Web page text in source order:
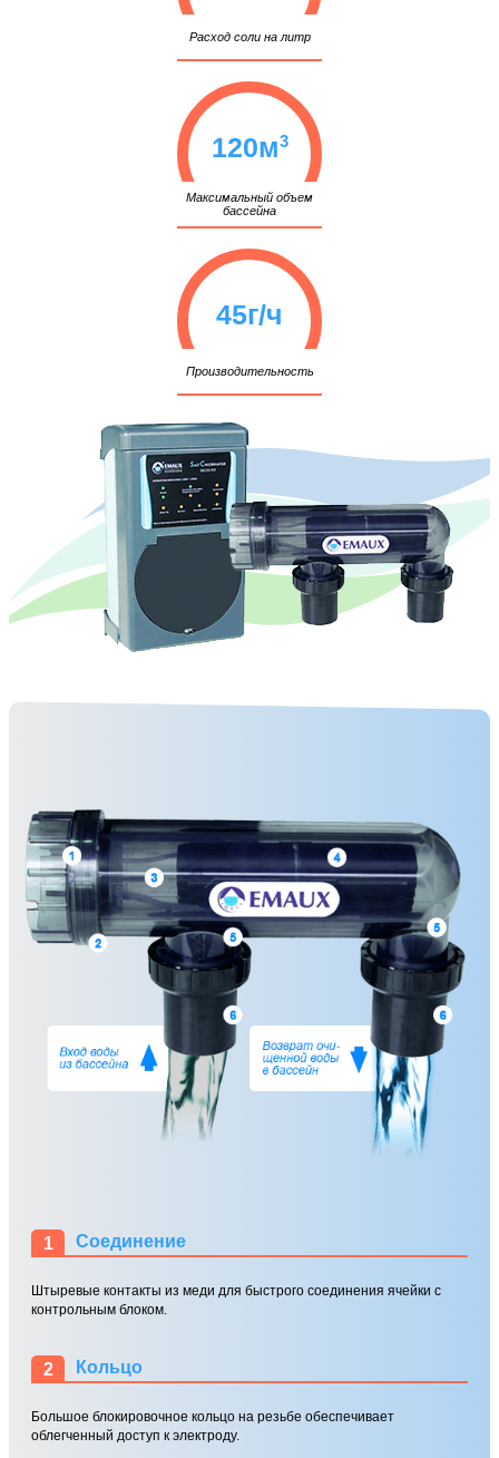
Расход соли на литр
120м3
Максимальный объем
бассейна
45г/ч
Производительность
1 Соединение
Штыревые контакты из меди для быстрого соединения ячейки с
контрольным блоком.
2 Кольцо
Большое блокировочное кольцо на резьбе обеспечивает
облегченный доступ к электроду.